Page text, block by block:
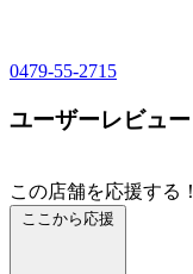
0479-55-2715
ユーザーレビュー
この店舗を応援する！
ここから応援